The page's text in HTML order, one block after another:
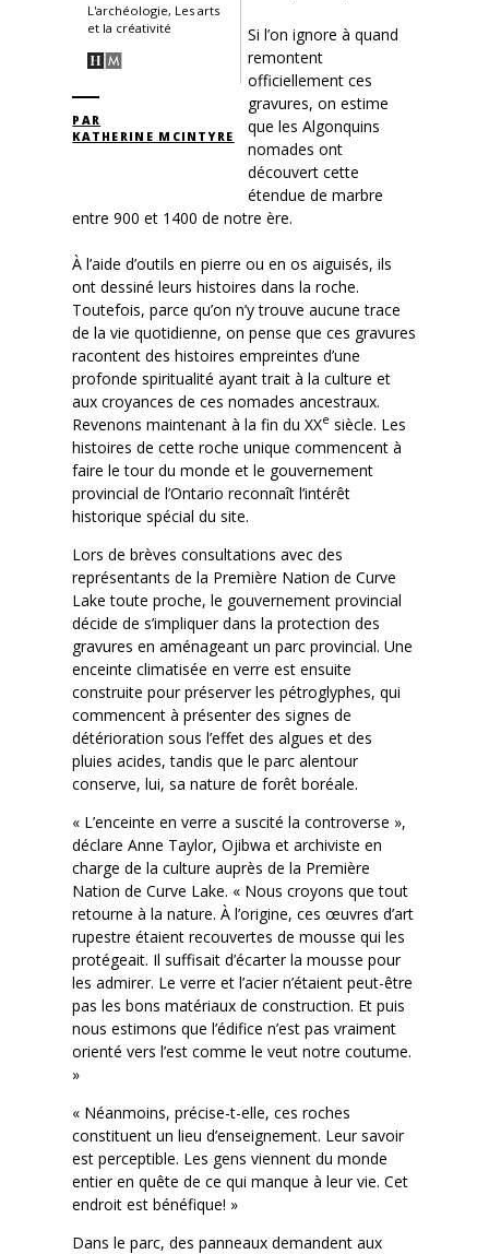
L'archéologie, Les arts
et la créativité
PAR
KATHERINE MCINTYRE
Si l’on ignore à quand
remontent
officiellement ces
gravures, on estime
que les Algonquins
nomades ont
découvert cette
étendue de marbre
entre 900 et 1400 de notre ère.
À l’aide d’outils en pierre ou en os aiguisés, ils
ont dessiné leurs histoires dans la roche.
Toutefois, parce qu’on n’y trouve aucune trace
de la vie quotidienne, on pense que ces gravures
racontent des histoires empreintes d’une
profonde spiritualité ayant trait à la culture et
aux croyances de ces nomades ancestraux.
Revenons maintenant à la fin du XXe siècle. Les
histoires de cette roche unique commencent à
faire le tour du monde et le gouvernement
provincial de l’Ontario reconnaît l’intérêt
historique spécial du site.
Lors de brèves consultations avec des
représentants de la Première Nation de Curve
Lake toute proche, le gouvernement provincial
décide de s’impliquer dans la protection des
gravures en aménageant un parc provincial. Une
enceinte climatisée en verre est ensuite
construite pour préserver les pétroglyphes, qui
commencent à présenter des signes de
détérioration sous l’effet des algues et des
pluies acides, tandis que le parc alentour
conserve, lui, sa nature de forêt boréale.
« L’enceinte en verre a suscité la controverse »,
déclare Anne Taylor, Ojibwa et archiviste en
charge de la culture auprès de la Première
Nation de Curve Lake. « Nous croyons que tout
retourne à la nature. À l’origine, ces œuvres d’art
rupestre étaient recouvertes de mousse qui les
protégeait. Il suffisait d’écarter la mousse pour
les admirer. Le verre et l’acier n’étaient peut-être
pas les bons matériaux de construction. Et puis
nous estimons que l’édifice n’est pas vraiment
orienté vers l’est comme le veut notre coutume.
»
« Néanmoins, précise-t-elle, ces roches
constituent un lieu d’enseignement. Leur savoir
est perceptible. Les gens viennent du monde
entier en quête de ce qui manque à leur vie. Cet
endroit est bénéfique! »
Dans le parc, des panneaux demandent aux